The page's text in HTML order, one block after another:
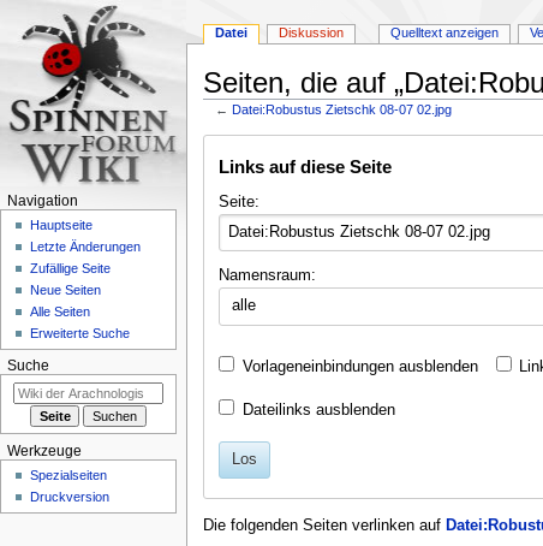
Seiten, die auf
← Datei:Robustus Zietschk 08-07 02.jpg
Navigation
Suche
Links auf diese Seite
Seite:
Namensraum:
alle
Vorlageneinbindungen ausblenden
Dateilinks ausblenden
Los
Die folgenden Seiten verlinken auf
Datei Diskussion Quelltext anzeigen
Navigation
Hauptseite
Letzte Änderungen
Zufällige Seite
Neue Seiten
Alle Seiten
Erweiterte Suche
Suche
Werkzeuge
Spezialseiten
Druckversion